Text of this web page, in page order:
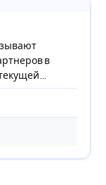
в